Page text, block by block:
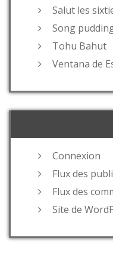
Salut les
Song
Tohu Bahut
Ventana de
Connexion
Flux des
Flux des
Site de